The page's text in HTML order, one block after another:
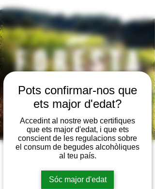
Pots confirmar-nos que
ets major d'edat?
Accedint al nostre web certifiques
que ets major d'edat, i que ets
conscient de les regulacions sobre
el consum de begudes alcohòliques
al teu país.
Sóc major d'edat
SHOP